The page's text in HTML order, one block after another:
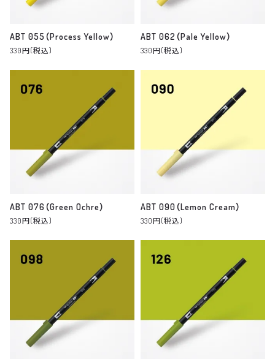
ABT 055（Process Yellow）
330円(税込)
ABT 062（Pale Yellow）
330円(税込)
ABT 076（Green Ochre）
330円(税込)
ABT 090（Lemon Cream）
330円(税込)